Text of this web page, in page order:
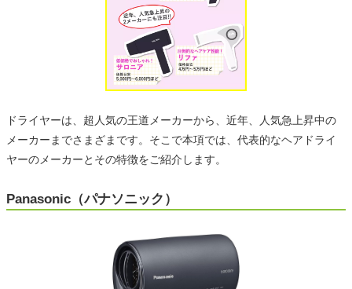
ドライヤーは、超人気の王道メーカーから、近年、人気急上昇中の
メーカーまでさまざまです。そこで本項では、代表的なヘアドライ
ヤーのメーカーとその特徴をご紹介します。
Panasonic（パナソニック）